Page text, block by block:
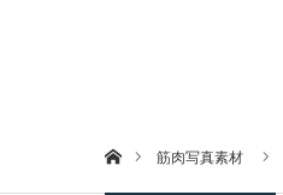
ホーム筋肉写真素材